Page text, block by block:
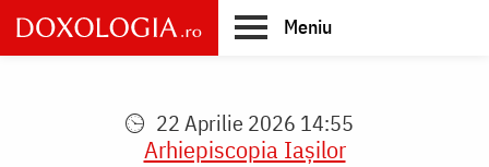
Skip
to
main
Meniu
22 Aprilie 2026 14:55
Arhiepiscopia Iaşilor